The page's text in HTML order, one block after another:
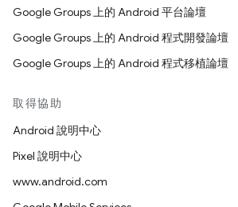
Google Groups 上的 Android 平台論壇
Google Groups 上的 Android 程式開發論壇
Google Groups 上的 Android 程式移植論壇
取得協助
Android 說明中心
Pixel 說明中心
www.android.com